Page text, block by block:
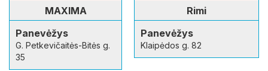
MAXIMA
Panevėžys
G. Petkevičaitės-Bitės g.
35
Rimi
Panevėžys
Klaipėdos g. 82